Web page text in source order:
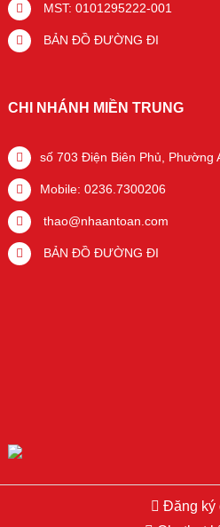
MST: 0101295222-001
BẢN ĐỒ ĐƯỜNG ĐI
CHI NHÁNH MIỀN TRUNG
số 703 Điện Biên Phủ, Phường
Mobile: 0236.7300206
thao@nhaantoan.com
BẢN ĐỒ ĐƯỜNG ĐI
Đăng ký